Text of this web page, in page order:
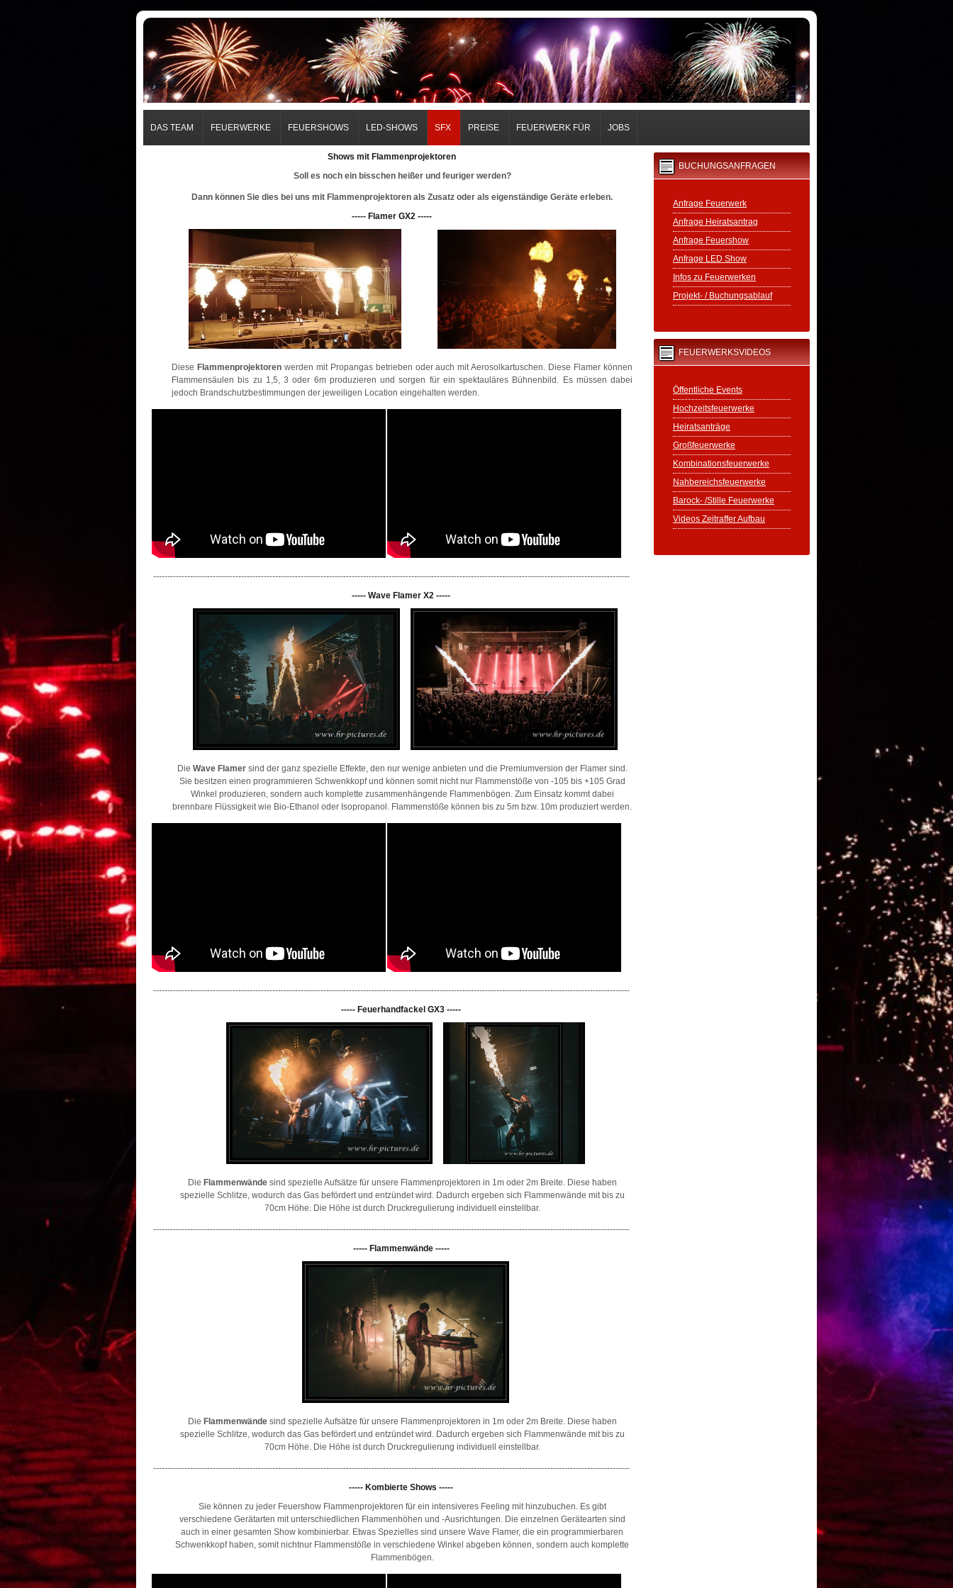
DAS TEAM FEUERWERKE FEUERSHOWS LED-SHOWS SFX PREISE FEUERWERK FÜR JOBS
Shows mit Flammenprojektoren
Soll es noch ein bisschen heißer und feuriger werden?
Dann können Sie dies bei uns mit Flammenprojektoren als Zusatz oder als eigenständige Geräte erleben.
----- Flamer GX2-----
Diese Flammenprojektorenwerden mit Propangas betrieben oder auch mit Aerosolkartuschen. Diese Flamer können
Flammensäulen bis zu 1,5, 3 oder 6m produzieren und sorgen für ein spektauläres Bühnenbild. Es müssen dabei
jedoch Brandschutzbestimmungen der jeweiligen Location eingehalten werden.
------------------------------------------------------------------------------------------------------------------------------------------------------------------------
----- Wave Flamer X2 -----
Die Wave Flamersind der ganz spezielle Effekte, den nur wenige anbieten und die Premiumversion der Flamer sind.
Sie besitzen einen programmieren Schwenkkopf und können somit nicht nur Flammenstöße von -105 bis +105 Grad
Winkel produzieren, sondern auch komplette zusammenhängende Flammenbögen. Zum Einsatz kommt dabei
brennbare Flüssigkeit wie Bio-Ethanol oder Isopropanol. Flammenstöße können bis zu 5m bzw. 10m produziert werden.
------------------------------------------------------------------------------------------------------------------------------------------------------------------------
----- Feuerhandfackel GX3 -----
Die Flammenwändesind spezielle Aufsätze für unsere Flammenprojektoren in 1m oder 2m Breite. Diese haben
spezielle Schlitze, wodurch das Gas befördert und entzündet wird. Dadurch ergeben sich Flammenwände mit bis zu
70cm Höhe. Die Höhe ist durch Druckregulierung individuell einstellbar.
------------------------------------------------------------------------------------------------------------------------------------------------------------------------
----- Flammenwände -----
Die Flammenwändesind spezielle Aufsätze für unsere Flammenprojektoren in 1m oder 2m Breite. Diese haben
spezielle Schlitze, wodurch das Gas befördert und entzündet wird. Dadurch ergeben sich Flammenwände mit bis zu
70cm Höhe. Die Höhe ist durch Druckregulierung individuell einstellbar.
------------------------------------------------------------------------------------------------------------------------------------------------------------------------
----- Kombierte Shows -----
Sie können zu jeder Feuershow Flammenprojektoren für ein intensiveres Feeling mit hinzubuchen. Es gibt
verschiedene Gerätarten mit unterschiedlichen Flammenhöhen und -Ausrichtungen. Die einzelnen Gerätearten sind
auch in einer gesamten Show kombinierbar. Etwas Spezielles sind unsere Wave Flamer, die ein programmierbaren
Schwenkkopf haben, somit nichtnur Flammenstöße in verschiedene Winkel abgeben können, sondern auch komplette
Flammenbögen.
BUCHUNGSANFRAGEN
Anfrage Feuerwerk
Anfrage Heiratsantrag
Anfrage Feuershow
Anfrage LED Show
Infos zu Feuerwerken
Projekt- / Buchungsablauf
FEUERWERKSVIDEOS
Öffentliche Events
Hochzeitsfeuerwerke
Heiratsanträge
Großfeuerwerke
Kombinationsfeuerwerke
Nahbereichsfeuerwerke
Barock- /Stille Feuerwerke
Videos Zeitraffer Aufbau